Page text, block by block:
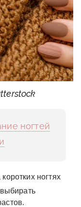
ногтей
ногтях